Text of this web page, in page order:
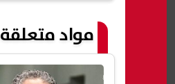
مواد متعلقة